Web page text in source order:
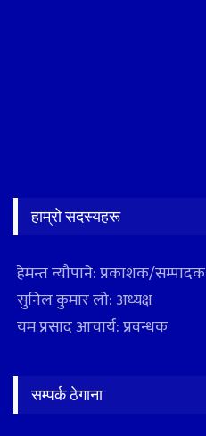
हाम्रो सदस्यहरू
हेमन्त न्यौपाने: प्रकाशक/सम्पादक
सुनिल कुमार लो: अध्यक्ष
यम प्रसाद आचार्य: प्रवन्धक
सम्पर्क ठेगाना